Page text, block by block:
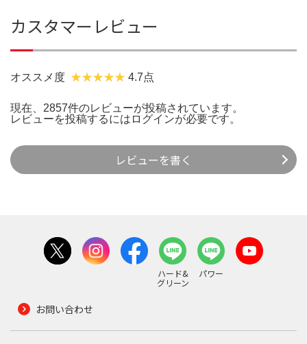
カスタマーレビュー
オススメ度 4.7点
現在、2857件のレビューが投稿されています。
レビューを投稿するには ログインが必要です。
レビューを書く
ハード&
グリーン
パワー
お問い合わせ